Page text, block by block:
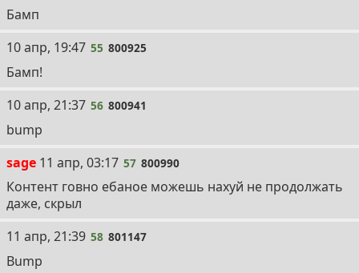
Бамп
55
10 апр, 19:47 55 800925
Бамп!
56
10 апр, 21:37 56 800941
bump
sage 57
11 апр, 03:17 57 800990
Контент говно ебаное можешь нахуй не продолжать
даже, скрыл
58
11 апр, 21:39 58 801147
Bump